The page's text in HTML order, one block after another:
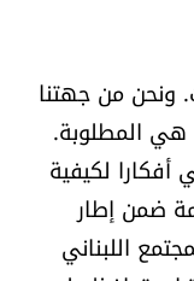
ونحن من جهتنا
هي المطلوبة.
لكيفية
ضمن إطار
اللبناني